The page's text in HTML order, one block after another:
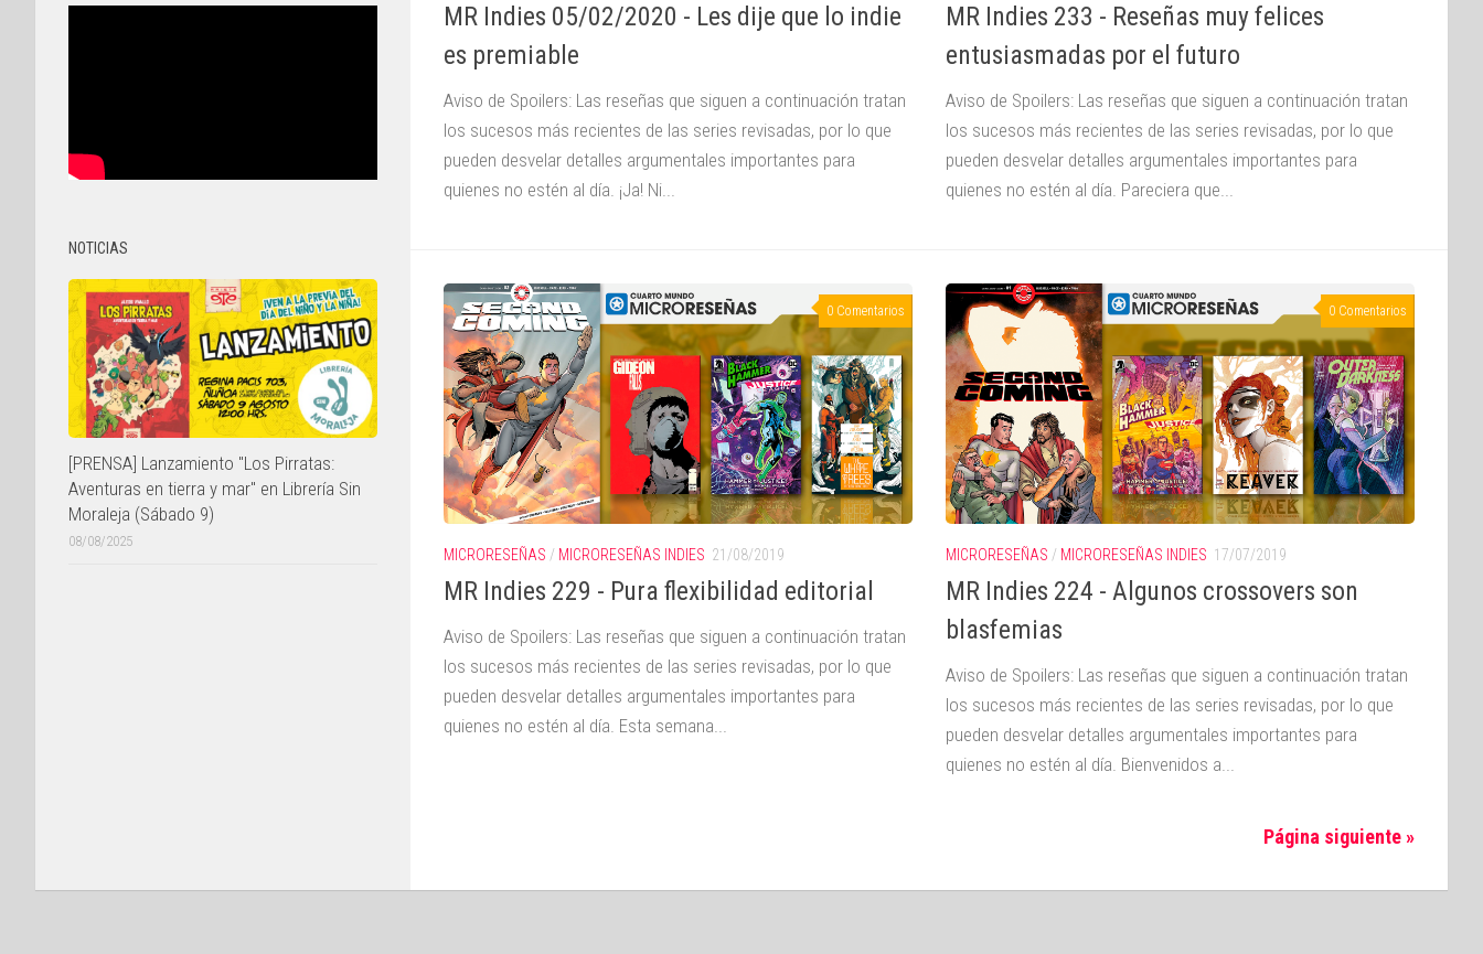
MR Indies 05/02/2020 - Les dije que lo indie
es premiable
Aviso de Spoilers: Las reseñas que siguen a continuación tratan
los sucesos más recientes de las series revisadas, por lo que
pueden desvelar detalles argumentales importantes para
quienes no estén al día. ¡Ja! Ni...
MR Indies 233 - Reseñas muy felices
entusiasmadas por el futuro
Aviso de Spoilers: Las reseñas que siguen a continuación tratan
los sucesos más recientes de las series revisadas, por lo que
pueden desvelar detalles argumentales importantes para
quienes no estén al día. Pareciera que...
0 Comentarios
MICRORESEÑAS / MICRORESEÑAS INDIES 21/08/2019
MR Indies 229 - Pura flexibilidad editorial
Aviso de Spoilers: Las reseñas que siguen a continuación tratan
los sucesos más recientes de las series revisadas, por lo que
pueden desvelar detalles argumentales importantes para
quienes no estén al día. Esta semana...
0 Comentarios
MICRORESEÑAS / MICRORESEÑAS INDIES 17/07/2019
MR Indies 224 - Algunos crossovers son
blasfemias
Aviso de Spoilers: Las reseñas que siguen a continuación tratan
los sucesos más recientes de las series revisadas, por lo que
pueden desvelar detalles argumentales importantes para
quienes no estén al día. Bienvenidos a...
Página siguiente »
NOTICIAS
[PRENSA] Lanzamiento "Los Pirratas:
Aventuras en tierra y mar" en Librería Sin
Moraleja (Sábado 9)
08/08/2025